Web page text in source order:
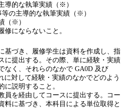
導的な執筆実績（※）
等の主導的な執筆実績（※）
（※）
修にならないこと。
基づき、履修学生は資料を作成し、指
に提出する。その際、単に経験・実績
なく、それらのなかで GA0D 及び
に対して経験・実績のなかでどのよう
に説明すること。
員を経由してコースに提出する。コー
料に基づき、本科目による単位取得と